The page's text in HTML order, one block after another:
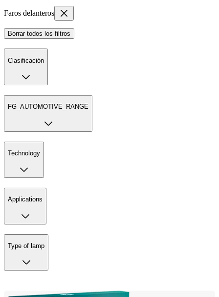
Faros delanteros
Borrar todos los filtros
Clasificación
FG_AUTOMOTIVE_RANGE
Technology
Applications
Type of lamp